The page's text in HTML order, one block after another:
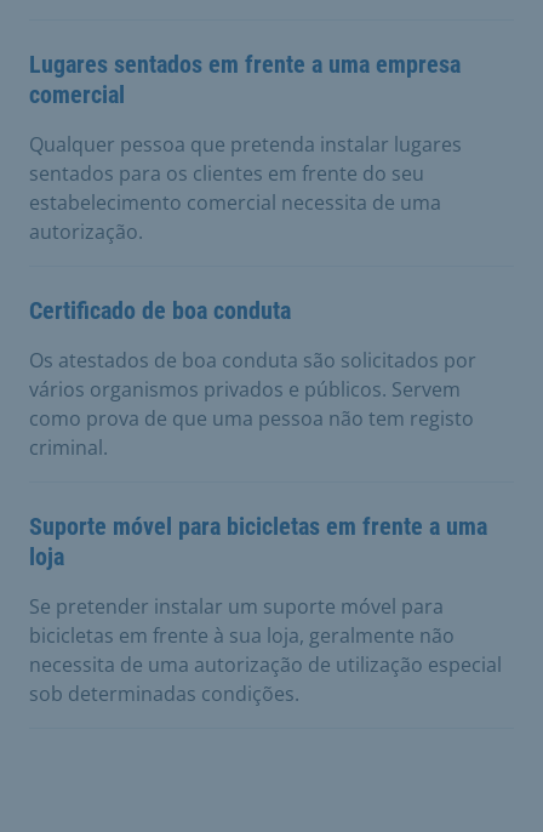
Lugares sentados em frente a uma empresa
comercial
Qualquer pessoa que pretenda instalar lugares
sentados para os clientes em frente do seu
estabelecimento comercial necessita de uma
autorização.
Certificado de boa conduta
Os atestados de boa conduta são solicitados por
vários organismos privados e públicos. Servem
como prova de que uma pessoa não tem registo
criminal.
Suporte móvel para bicicletas em frente a uma
loja
Se pretender instalar um suporte móvel para
bicicletas em frente à sua loja, geralmente não
necessita de uma autorização de utilização especial
sob determinadas condições.